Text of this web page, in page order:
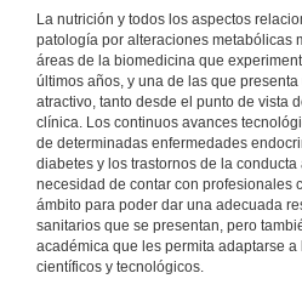
La nutrición y todos los aspectos
patología por alteraciones metabólicas
áreas de la biomedicina que
últimos años, y una de las que
atractivo, tanto desde el punto de vista
clínica. Los continuos avances
de determinadas enfermedades
diabetes y los trastornos de la
necesidad de contar con profesionales
ámbito para poder dar una adecuada
sanitarios que se presentan, pero
académica que les permita adaptarse
científicos y tecnológicos.
2 de nov. de
3 de nov. de
4 de nov. de